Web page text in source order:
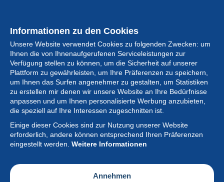
Informationen zu den Cookies
Unsere Website verwendet Cookies zu folgenden Zwecken: um
Ihnen die von Ihnenaufgerufenen Serviceleistungen zur
Verfügung stellen zu können, um die Sicherheit auf unserer
Plattform zu gewährleisten, um Ihre Präferenzen zu speichern,
um Ihnen das Surfen angenehmer zu gestalten, um Statistiken
zu erstellen mir denen wir unsere Website an Ihre Bedürfnisse
anpassen und um Ihnen personalisierte Werbung anzubieten,
die speziell auf Ihre Interessen zugeschnitten ist.
Einige dieser Cookies sind zur Nutzung unserer Website
erforderlich, andere können entsprechend Ihren Präferenzen
eingestellt werden. Weitere Informationen
Annehmen
Sammlung
Neuigkeiten
Artikel
Gesellschaft